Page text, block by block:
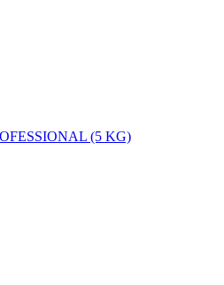
(5 KG)